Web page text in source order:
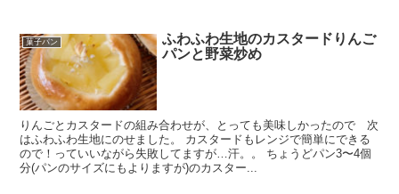
菓子パン
ふわふわ生地のカスタードりんご
パンと野菜炒め
りんごとカスタードの組み合わせが、とっても美味しかったので 次
はふわふわ生地にのせました。 カスタードもレンジで簡単にできる
ので！っていいながら失敗してますが…汗。。 ちょうどパン3〜4個
分(パンのサイズにもよりますが)のカスター...